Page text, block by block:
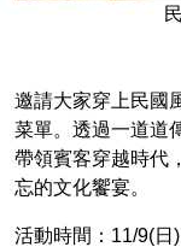
邀請大家穿上民國
菜單。透過一道道
帶領賓客穿越時代
忘的文化饗宴。
活動時間：11/9(日